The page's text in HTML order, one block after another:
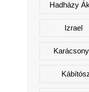
Hadházy
Izrael